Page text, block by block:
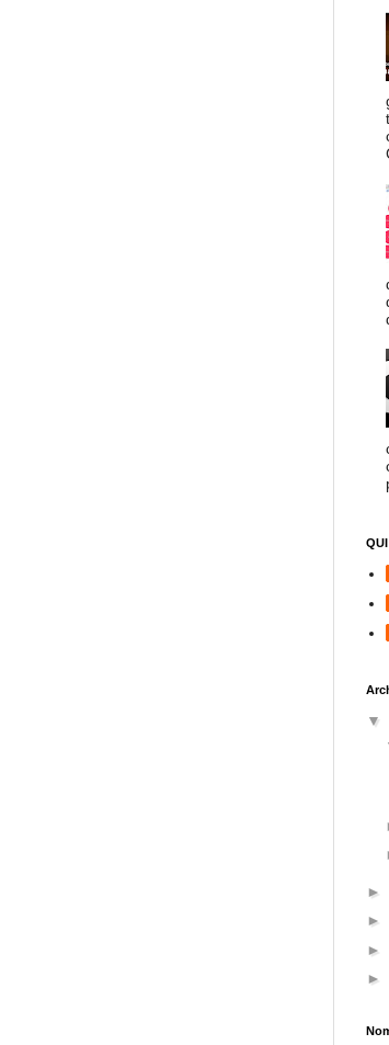
▼
►
►
►
►